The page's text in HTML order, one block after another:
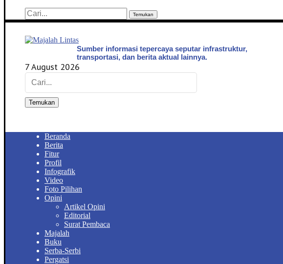
Temukan
Sumber informasi tepercaya seputar infrastruktur,
transportasi, dan berita aktual lainnya.
7 August 2026
Temukan
Beranda
Berita
Fitur
Profil
Infografik
Video
Foto Pilihan
Opini
Artikel Opini
Editorial
Surat Pembaca
Majalah
Buku
Serba-Serbi
Pergatsi